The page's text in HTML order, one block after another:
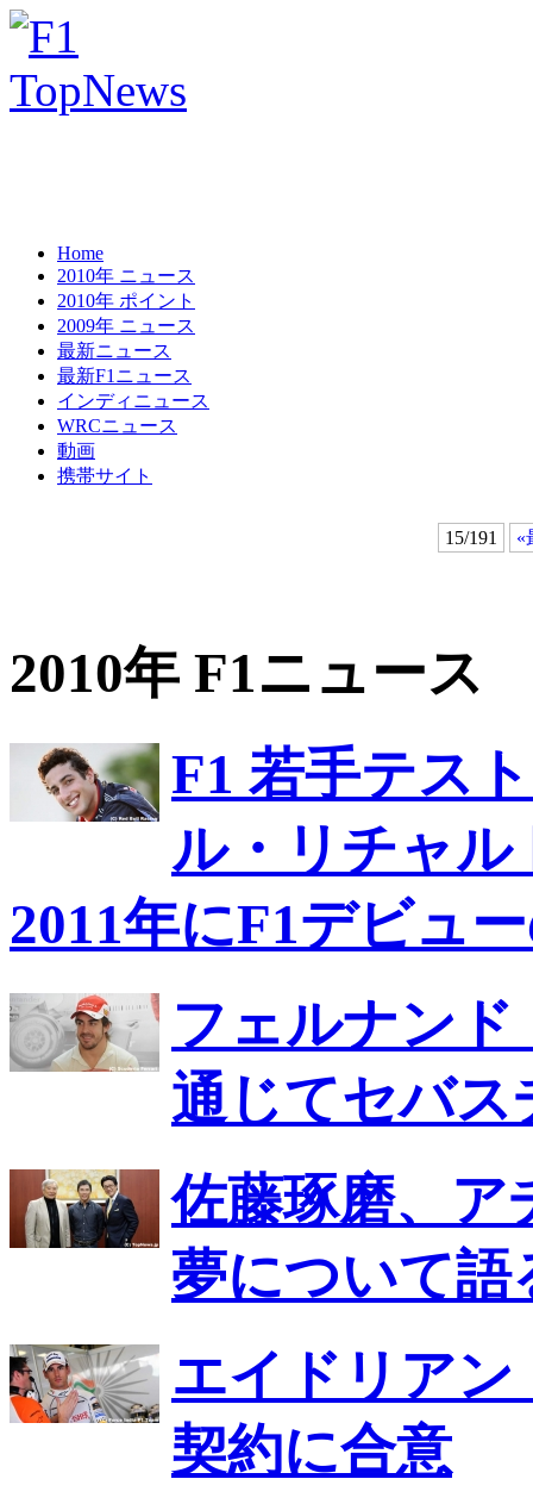
Home
2010年 ニュース
2010年 ポイント
2009年 ニュース
最新ニュース
最新F1ニュース
インディニュース
WRCニュース
動画
携帯サイト
15/191 «
2010年 F1ニュース
F1 若手テス
ル・リチャ
2011年にF1デビュ
フェルナン
通じてセバス
佐藤琢磨、ア
夢について語
エイドリアン
契約に合意